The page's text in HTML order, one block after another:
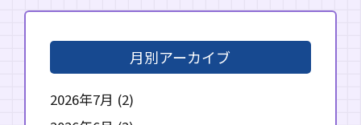
月別アーカイブ
2026年7月 (2)